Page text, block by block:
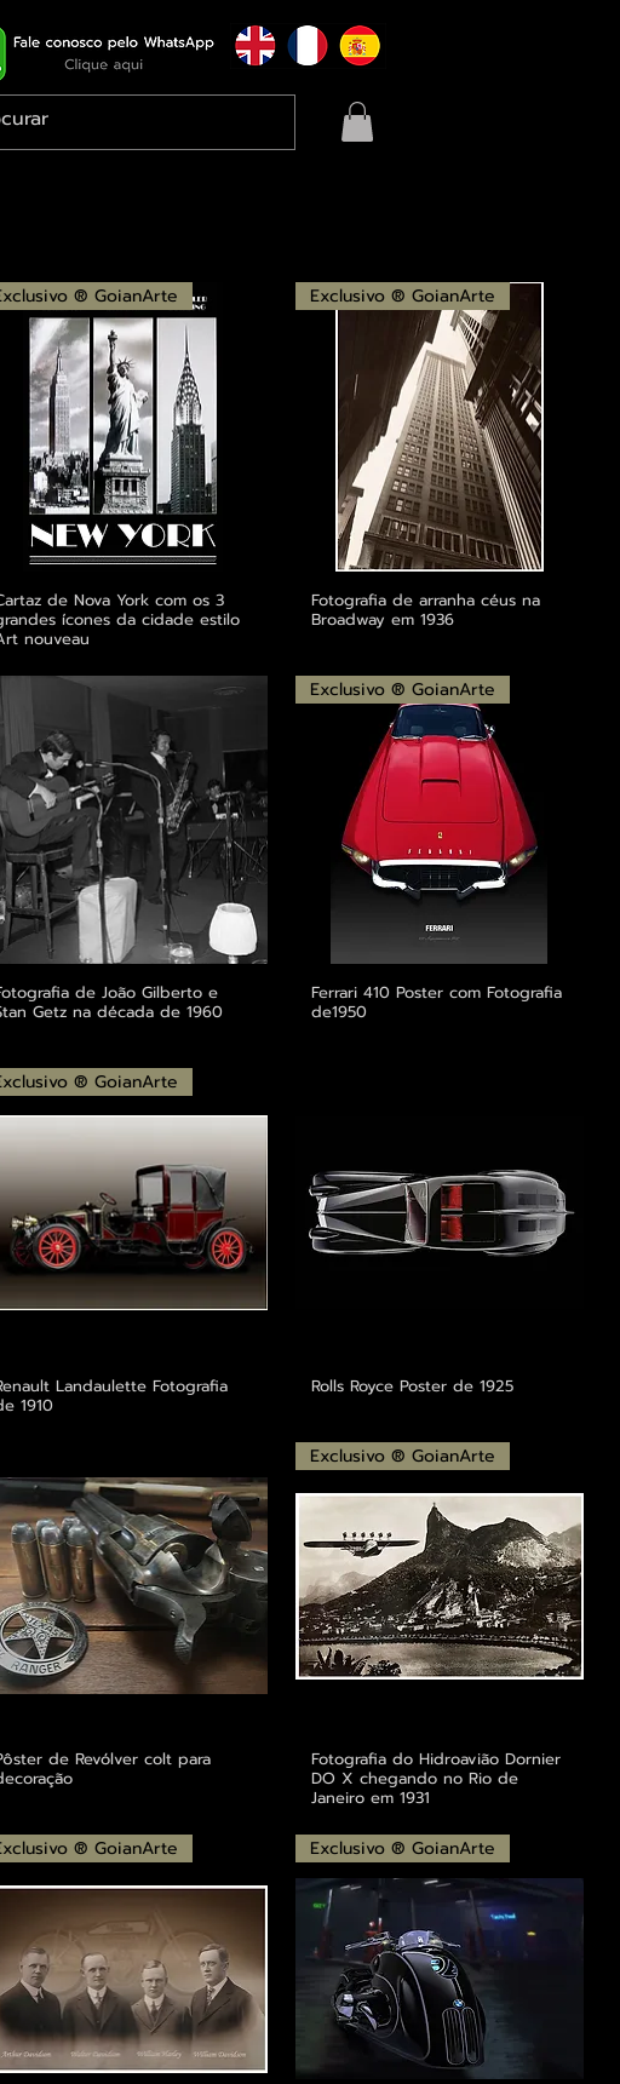
® GoianArte
de Nova York com os 3
ícones da cidade estilo
nouveau
Exclusivo ® GoianArte
Fotografia de arranha céus na
Broadway em 1936
de João Gilberto e
Getz na década de 1960
Exclusivo ® GoianArte
Ferrari 410 Poster com Fotografia
de1950
® GoianArte
Landaulette Fotografia
1910
Rolls Royce Poster de 1925
de Revólver colt para
Exclusivo ® GoianArte
Fotografia do Hidroavião Dornier
DO X chegando no Rio de
Janeiro em 1931
® GoianArte Exclusivo ® GoianArte